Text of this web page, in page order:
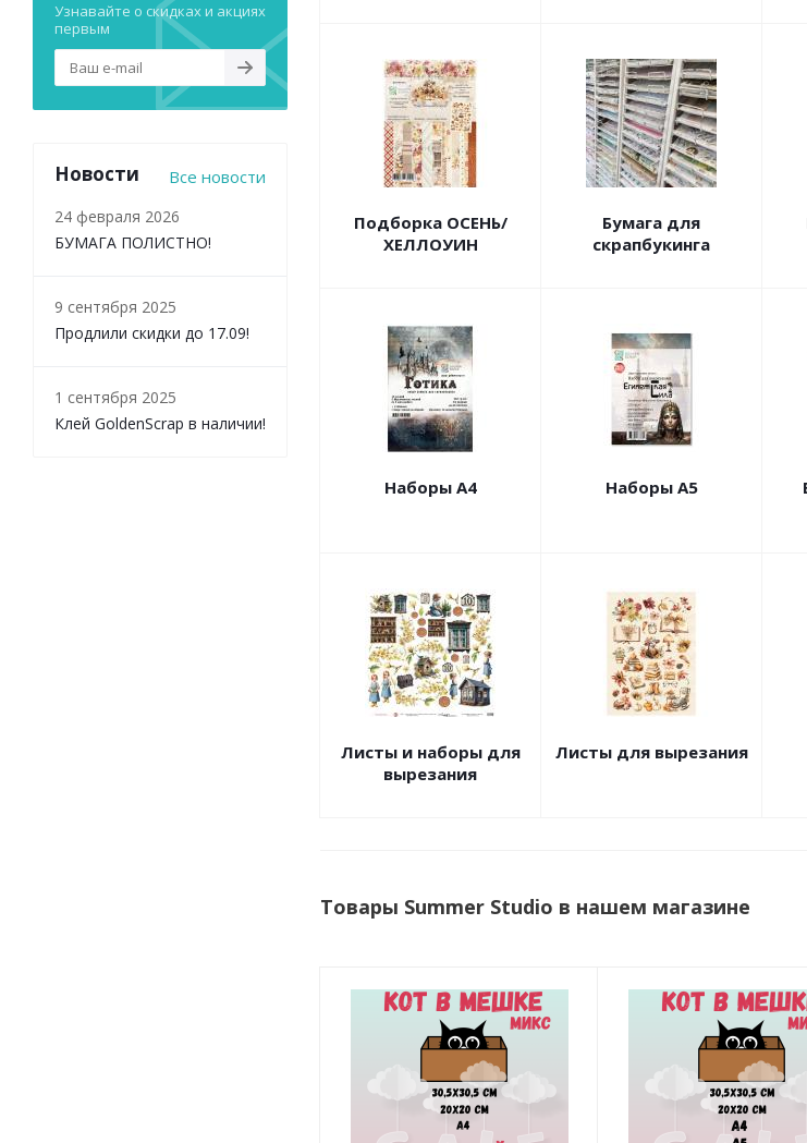
Подборка ОСЕНЬ/
ХЕЛЛОУИН
Бумага для
скрапбукинга
Наборы А4 Наборы А5
Листы и наборы для
вырезания
Листы для вырезания
Товары Summer Studio в нашем магазине
Узнавайте о скидках и акциях
первым
Новости Все новости
24 февраля 2026
БУМАГА ПОЛИСТНО!
9 сентября 2025
Продлили скидки до 17.09!
1 сентября 2025
Клей GoldenScrap в наличии!